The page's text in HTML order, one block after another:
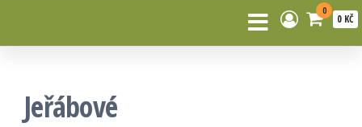
0
0 KČ
Jeřábové